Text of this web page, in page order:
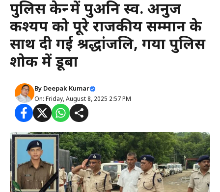
पुलिस केन्द्र में पुअनि स्व. अनुज
कश्यप को पूरे राजकीय सम्मान के
साथ दी गई श्रद्धांजलि, गया पुलिस
शोक में डूबा
By Deepak Kumar
On: Friday, August 8, 2025 2:57 PM